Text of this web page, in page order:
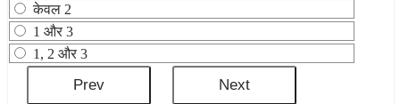
केवल 2
1 और 3
1, 2 और 3